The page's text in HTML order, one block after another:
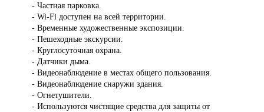
- Частная парковка.
- Wi-Fi доступен на всей территории.
- Временные художественные экспозиции.
- Пешеходные экскурсии.
- Круглосуточная охрана.
- Датчики дыма.
- Видеонаблюдение в местах общего пользования.
- Видеонаблюдение снаружи здания.
- Огнетушители.
- Используются чистящие средства для защиты от